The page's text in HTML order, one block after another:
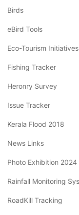
Birds
eBird Tools
Eco-Tourism Initiatives
Fishing Tracker
Heronry Survey
Issue Tracker
Kerala Flood 2018
News Links
Photo Exhibition 2024
Rainfall Monitoring
RoadKill Tracking